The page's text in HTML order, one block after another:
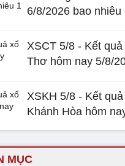
6/8/2026 bao nhiêu
XSCT 5/8 - Kết
Thơ hôm nay 5/8/
XSKH 5/8 - Kết
Khánh Hòa hôm
MỤC